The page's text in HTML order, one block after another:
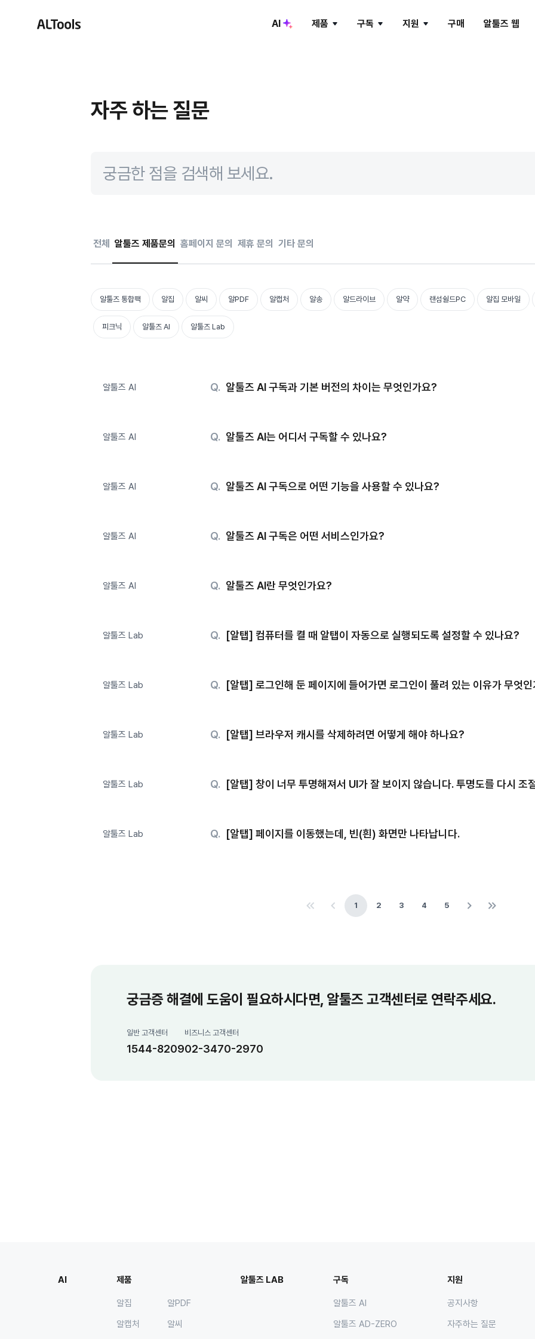
AI 제품 구독 지원 구매 알툴즈 웹
자주 하는 질문
전체 알툴즈 제품문의 홈페이지 문의 제휴 문의 기타 문의
알툴즈 통합팩 알집 알씨 알PDF 알캡처 알송 알드라이브 알약 랜섬쉴드PC 알집 모바일
피크닉 알툴즈 AI 알툴즈 Lab
알툴즈 AI 알툴즈 AI 구독과 기본 버전의 차이는 무엇인가요?
알툴즈 AI 알툴즈 AI는 어디서 구독할 수 있나요?
알툴즈 AI 알툴즈 AI 구독으로 어떤 기능을 사용할 수 있나요?
알툴즈 AI 알툴즈 AI 구독은 어떤 서비스인가요?
알툴즈 AI 알툴즈 AI란 무엇인가요?
알툴즈 Lab [알탭] 컴퓨터를 켤 때 알탭이 자동으로 실행되도록 설정할 수 있나요?
알툴즈 Lab [알탭] 로그인해 둔 페이지에 들어가면 로그인이 풀려 있는 이유가 무엇
알툴즈 Lab [알탭] 브라우저 캐시를 삭제하려면 어떻게 해야 하나요?
알툴즈 Lab [알탭] 창이 너무 투명해져서 UI가 잘 보이지 않습니다. 투명도를 다시 조
알툴즈 Lab [알탭] 페이지를 이동했는데, 빈(흰) 화면만 나타납니다.
1 2 3 4 5
궁금증 해결에 도움이 필요하시다면, 알툴즈 고객센터로 연락주세요.
일반 고객센터
1544-8209
비즈니스 고객센터
02-3470-2970
AI 제품
알집
알캡처
알PDF
알씨
알툴즈 LAB 구독
알툴즈 AI
알툴즈 AD-ZERO
지원
공지사항
자주하는 질문